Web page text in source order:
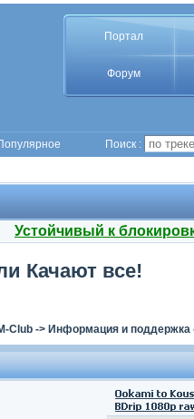
Портал
Форум
Поиск :
Устойчивый к
Качают все!
Club-> Информация и поддержка